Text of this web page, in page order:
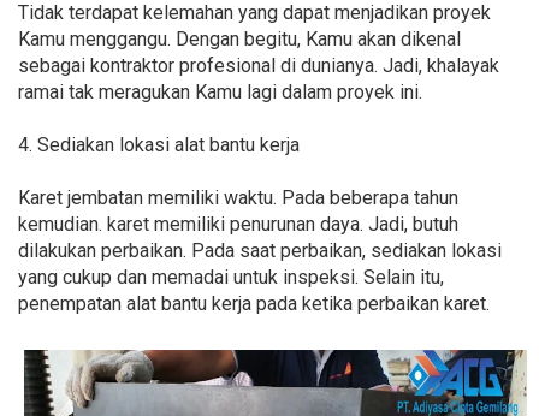
Tidak terdapat kelemahan yang dapat menjadikan proyek
Kamu menggangu. Dengan begitu, Kamu akan dikenal
sebagai kontraktor profesional di dunianya. Jadi, khalayak
ramai tak meragukan Kamu lagi dalam proyek ini.
4. Sediakan lokasi alat bantu kerja
Karet jembatan memiliki waktu. Pada beberapa tahun
kemudian. karet memiliki penurunan daya. Jadi, butuh
dilakukan perbaikan. Pada saat perbaikan, sediakan lokasi
yang cukup dan memadai untuk inspeksi. Selain itu,
penempatan alat bantu kerja pada ketika perbaikan karet.